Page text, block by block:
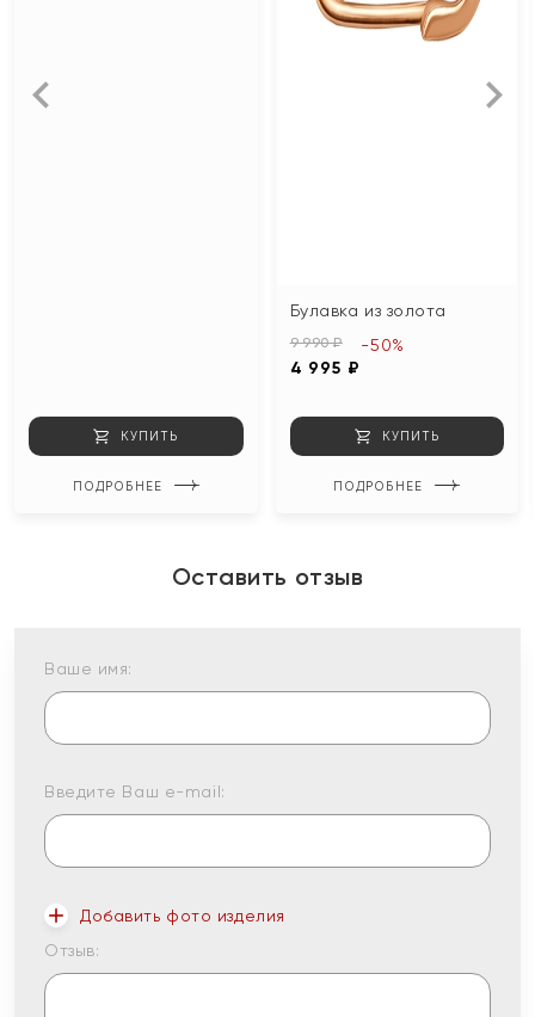
КУПИТЬ
ПОДРОБНЕЕ
Булавка из золота
9 990 ₽
4 995 ₽
-50%
КУПИТЬ
ПОДРОБНЕЕ
Оставить отзыв
Ваше имя:
Введите Ваш e-mail:
Добавить фото изделия
Отзыв: